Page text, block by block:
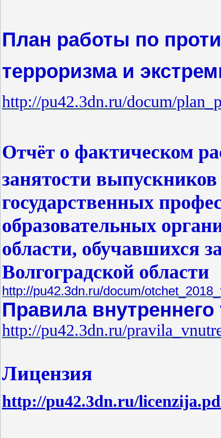
План работы по
терроризма и
http://pu42.3dn.ru/docum/
Отчёт о фактическом
занятости
государственных
образовательных
области, обучавшихся
Волгоградской области
http://pu42.3dn.ru/docum/
Правила внутреннего
http://pu42.3dn.ru/
Лицензия
http://pu42.3dn.ru/